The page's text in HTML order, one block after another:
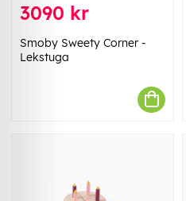
3090 kr
Smoby Sweety Corner -
Lekstuga